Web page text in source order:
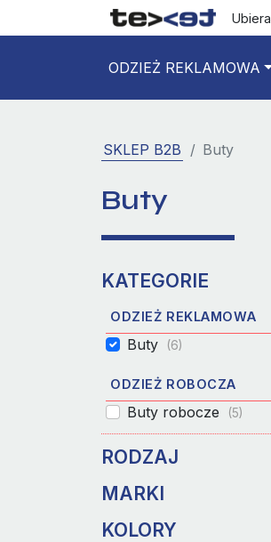
ODZIEŻ REKLAMOWA
SKLEP B2B Buty
Buty
KATEGORIE
ODZIEŻ REKLAMOWA
Buty (6)
ODZIEŻ ROBOCZA
Buty robocze (5)
RODZAJ
MARKI
KOLORY